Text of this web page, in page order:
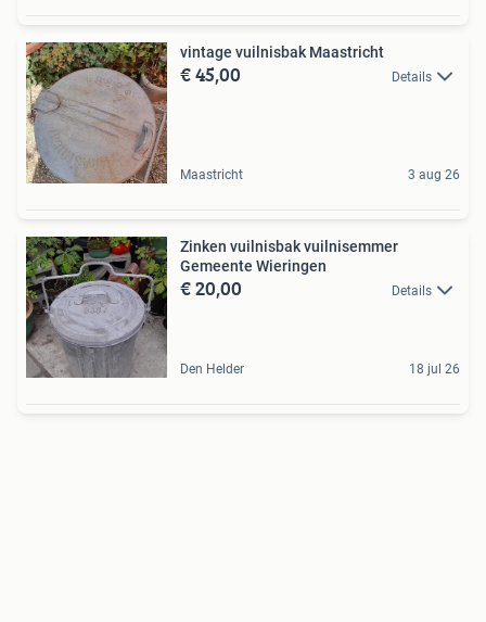
vintage vuilnisbak Maastricht
€ 45,00 Details
Maastricht 3 aug 26
Zinken vuilnisbak vuilnisemmer
Gemeente Wieringen
€ 20,00 Details
Den Helder 18 jul 26